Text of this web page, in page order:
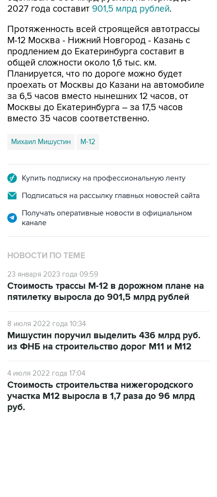
Протяженность всей строящейся автотрассы
продлением до Екатеринбурга составит в
общей сложности около 1,6 тыс. км.
Планируется, что по дороге можно будет
проехать от Москвы до Казани на автомобиле
за 6,5 часов вместо нынешних 12 часов, от
Москвы до Екатеринбурга – за 17,5 часов
вместо 35 часов соответственно.
Михаил Мишустин М-12
Подписаться на рассылку главных новостей сайта
Получать оперативные новости в официальном
НОВОСТИ ПО ТЕМЕ
23 января 2023 года 09:59
пятилетку выросла до 901,5 млрд рублей
8 июля 2022 года 10:34
из ФНБ на строительство дорог М11 и М12
4 июля 2022 года 17:04
участка М12 выросла в 1,7 раза до 96 млрд
руб.